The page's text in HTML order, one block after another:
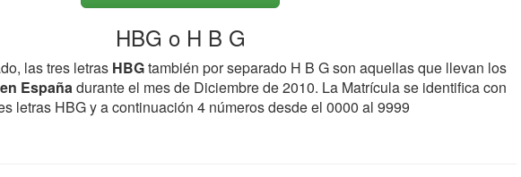
HBG o H B G
las tres letras HBGtambién por separado H B G son aquellas que llevan los
Españadurante el mes de Diciembre de 2010. La Matrícula se identifica con
letras HBG y a continuación 4 números desde el 0000 al 9999